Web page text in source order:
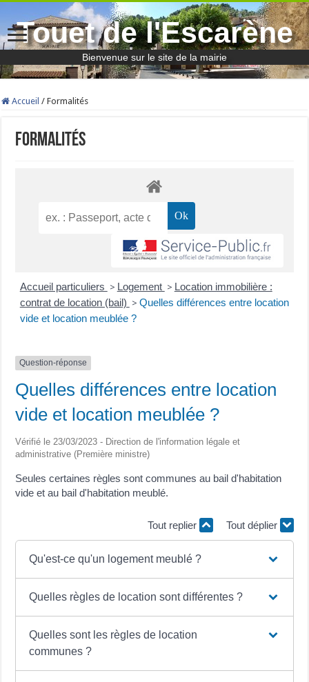
Touet de l'Escarène
Bienvenue sur le site de la mairie
Accueil / Formalités
Formalités
Accueil particuliers > Logement > Location immobilière :
contrat de location (bail) > Quelles différences entre location
vide et location meublée ?
Question-réponse
Quelles différences entre location
vide et location meublée ?
Vérifié le 23/03/2023 - Direction de l'information légale et
administrative (Première ministre)
Seules certaines règles sont communes au bail d'habitation
vide et au bail d'habitation meublé.
Tout replier Tout déplier
Qu'est-ce qu'un logement meublé ?
Quelles règles de location sont différentes ?
Quelles sont les règles de location
communes ?